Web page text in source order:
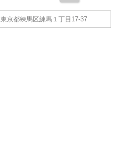
東京都練馬区練馬１丁目17-37